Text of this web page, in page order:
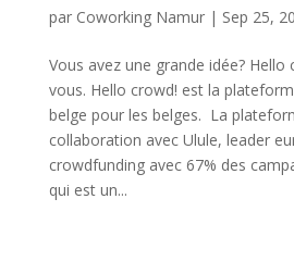
par Coworking Namur| Sep 25,
Vous avez une grande idée?
vous. Hello crowd! est la
belge pour les belges. La
collaboration avec Ulule, leader
crowdfunding avec 67% des
qui est un...